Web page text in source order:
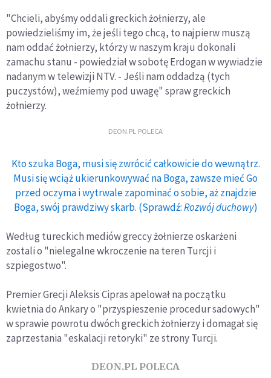
"Chcieli, abyśmy oddali greckich żołnierzy, ale
powiedzieliśmy im, że jeśli tego chcą, to najpierw muszą
nam oddać żołnierzy, którzy w naszym kraju dokonali
zamachu stanu - powiedział w sobotę Erdogan w wywiadzie
nadanym w telewizji NTV. - Jeśli nam oddadzą (tych
puczystów), weźmiemy pod uwagę" spraw greckich
żołnierzy.
DEON.PL POLECA
Kto szuka Boga, musi się zwrócić całkowicie do wewnątrz.
Musi się wciąż ukierunkowywać na Boga, zawsze mieć Go
przed oczyma i wytrwale zapominać o sobie, aż znajdzie
Boga, swój prawdziwy skarb. (Sprawdź:Rozwój duchowy)
Według tureckich mediów greccy żołnierze oskarżeni
zostali o "nielegalne wkroczenie na teren Turcji i
szpiegostwo".
Premier Grecji Aleksis Cipras apelował na początku
kwietnia do Ankary o "przyspieszenie procedur sadowych"
w sprawie powrotu dwóch greckich żołnierzy i domagał się
zaprzestania "eskalacji retoryki" ze strony Turcji.
DEON.PL POLECA